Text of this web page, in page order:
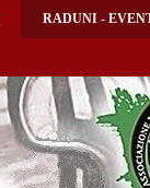
RADUNI -